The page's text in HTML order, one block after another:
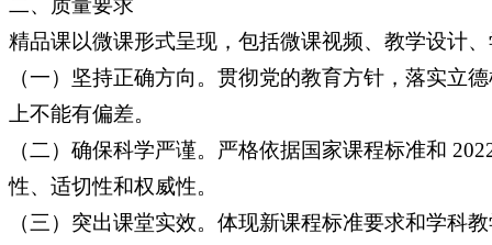
二、质量要求
精品课以微课形式呈现，包括微课视频、教学设计
（一）坚持正确方向。贯彻党的教育方针，落实立
上不能有偏差。
（二）确保科学严谨。严格依据国家课程标准和
性、适切性和权威性。
（三）突出课堂实效。体现新课程标准要求和学科